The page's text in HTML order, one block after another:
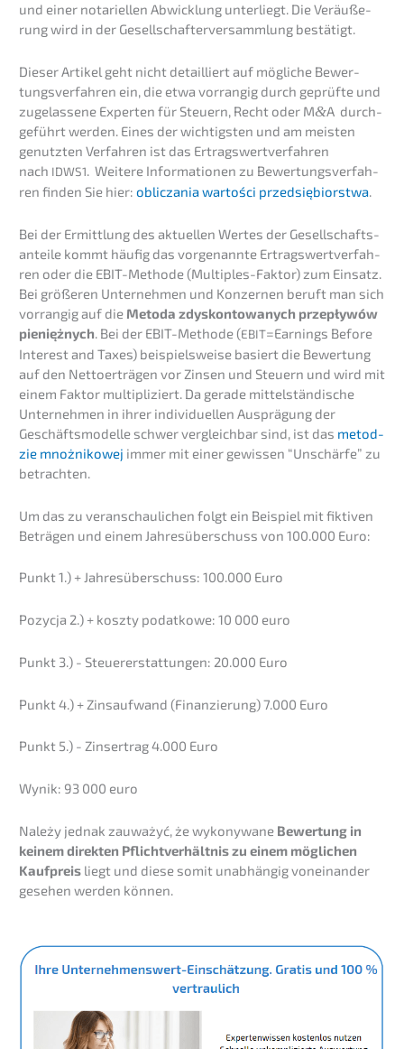
und einer notari­el­len Abwick­lung unter­liegt. Die Veräu­ße­
rung wird in der Gesell­schaf­ter­ver­samm­lung bestätigt.
Dieser Artikel geht nicht detail­liert auf mögli­che Bewer­
tungs­ver­fah­ren ein, die etwa vorran­gig durch geprüf­te und
zugelas­se­ne Exper­ten für Steuern, Recht oder M&A durch­
ge­führt werden. Eines der wichtigs­ten und am meisten
genutz­ten Verfah­ren ist das Ertrags­wert­ver­fah­ren
nach IDWS1. Weite­re Infor­ma­tio­nen zu Bewer­tungs­ver­fah­
ren finden Sie hier: oblic­za­nia wartości przedsię­bi­orst­wa.
Bei der Ermitt­lung des aktuel­len Wertes der Gesell­schafts­
an­tei­le kommt häufig das vorge­nann­te Ertrags­wert­ver­fah­
ren oder die EBIT-Metho­de (Multi­ples-Faktor) zum Einsatz.
Bei größe­ren Unter­neh­men und Konzer­nen beruft man sich
vorran­gig auf die Metoda zdyskon­to­wanych przepły­wów
pieniężnych. Bei der EBIT-Metho­de (EBIT=Earnings Before
Interest and Taxes) beispiels­wei­se basiert die Bewer­tung
auf den Netto­er­trä­gen vor Zinsen und Steuern und wird mit
einem Faktor multi­pli­ziert. Da gerade mittel­stän­di­sche
Unter­neh­men in ihrer indivi­du­el­len Ausprä­gung der
Geschäfts­mo­del­le schwer vergleich­bar sind, ist das metod­
zie mnożni­ko­wej immer mit einer gewis­sen “Unschär­fe” zu
betrachten.
Um das zu veran­schau­li­chen folgt ein Beispiel mit fikti­ven
Beträ­gen und einem Jahres­über­schuss von 100.000 Euro:
Punkt 1.) + Jahres­über­schuss: 100.000 Euro
Pozyc­ja 2.) + koszty podat­ko­we: 10 000 euro
Punkt 3.) - Steuer­erstat­tun­gen: 20.000 Euro
Punkt 4.) + Zinsauf­wand (Finan­zie­rung) 7.000 Euro
Punkt 5.) - Zinser­trag 4.000 Euro
Wynik: 93 000 euro
Należy jednak zauważyć, że wykon­y­wa­ne Bewer­tung in
keinem direk­ten Pflicht­ver­hält­nis zu einem mögli­chen
Kaufpreis liegt und diese somit unabhän­gig vonein­an­der
gesehen werden können.